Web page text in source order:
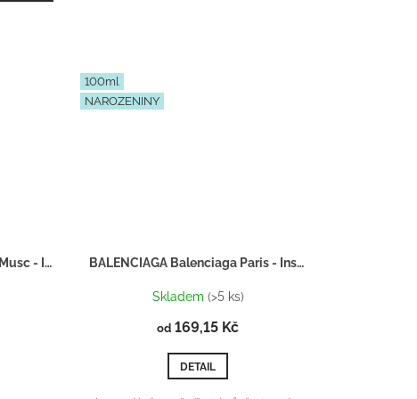
NARCISO RODRIGUEZ Pure Musc - Inspirace F019
100ml
NAROZENINY
BALENCIAGA Balenciaga Paris - Inspirace F052
Skladem (>5 ks)
od 169,15 Kč
DETAIL